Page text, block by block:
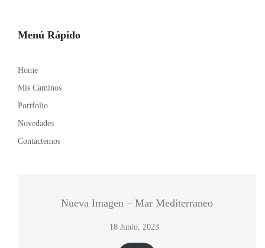
Menú Rápido
Home
Mis Caminos
Portfolio
Novedades
Contactemos
Nueva Imagen – Mar Mediterraneo
18 Junio, 2023